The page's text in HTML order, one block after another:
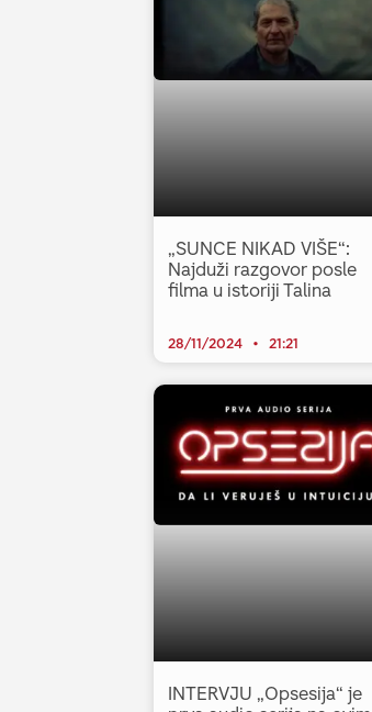
„SUNCE NIKAD VIŠE“:
Najduži razgovor posle
filma u istoriji Talina
28/11/2024 21:21
INTERVJU „Opsesija“ je